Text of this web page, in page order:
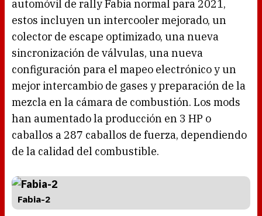
automóvil de rally Fabia normal para 2021,
estos incluyen un intercooler mejorado, un
colector de escape optimizado, una nueva
sincronización de válvulas, una nueva
configuración para el mapeo electrónico y un
mejor intercambio de gases y preparación de la
mezcla en la cámara de combustión. Los mods
han aumentado la producción en 3 HP o
caballos a 287 caballos de fuerza, dependiendo
de la calidad del combustible.
Fabia-2